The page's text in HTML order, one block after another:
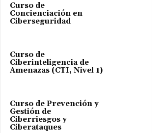
Curso de
Concienciación en
Ciberseguridad
Curso de
Ciberinteligencia de
Amenazas (CTI, Nivel 1)
Curso de Prevención y
Gestión de
Ciberriesgos y
Ciberataques